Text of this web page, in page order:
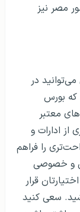
مصر نیز
در
که بورس
معتبر
ادارات و
را فراهم
و خصوصی
قرار
سعی کنید